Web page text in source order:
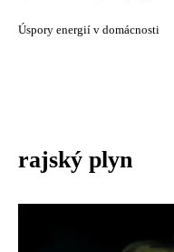
Úspory energií v domácnosti
rajský plyn